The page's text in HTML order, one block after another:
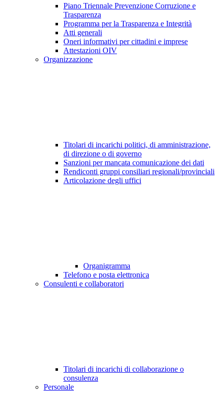
Piano Triennale Prevenzione Corruzione e
Trasparenza
Programma per la Trasparenza e Integrità
Atti generali
Oneri informativi per cittadini e imprese
Attestazioni OIV
Organizzazione
Titolari di incarichi politici, di amministrazione,
di direzione o di governo
Sanzioni per mancata comunicazione dei dati
Rendiconti gruppi consiliari regionali/provinciali
Articolazione degli uffici
Organigramma
Telefono e posta elettronica
Consulenti e collaboratori
Titolari di incarichi di collaborazione o
consulenza
Personale